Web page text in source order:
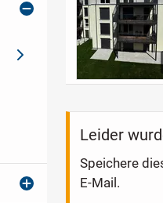
Leider
Speichere
E-Mail.
Abschicken